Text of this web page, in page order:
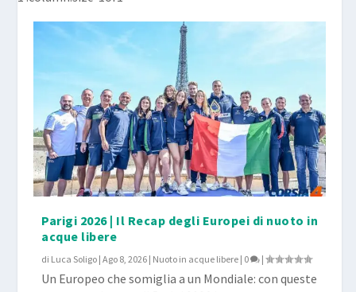
1° Syracusae Master Contest: pochi ma buoni!
Parigi 2026 | Il Recap degli Europei di nuoto in
acque libere
di Luca Soligo |Ago 8, 2026 | Nuoto in acque libere | 0 |
Un Europeo che somiglia a un Mondiale: con queste